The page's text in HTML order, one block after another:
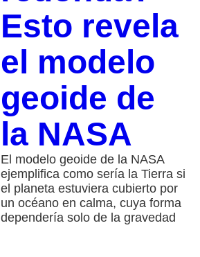
Esto revela
el modelo
geoide de
la NASA
El modelo geoide de la NASA
ejemplifica como sería la Tierra si
el planeta estuviera cubierto por
un océano en calma, cuya forma
dependería solo de la gravedad